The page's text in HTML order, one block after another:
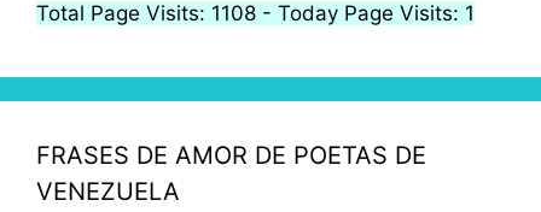
Total Page Visits: 1108 - Today Page Visits: 1
FRASES DE AMOR DE POETAS DE
VENEZUELA